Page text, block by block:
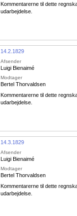
Kommentarerne til dette
udarbejdelse.
14.2.1829
Afsender
Luigi Bienaimé
Modtager
Bertel Thorvaldsen
Kommentarerne til dette
udarbejdelse.
14.3.1829
Afsender
Luigi Bienaimé
Modtager
Bertel Thorvaldsen
Kommentarerne til dette
udarbejdelse.